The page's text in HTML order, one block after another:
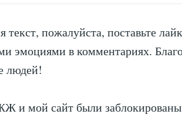
пожалуйста, поставьте
эмоциями в комментариях.
людей!
и мой сайт были заблокированы